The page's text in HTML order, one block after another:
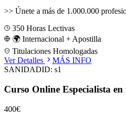
>> Únete a más de 1.000.000
350 Horas Lectivas
🌍 Internacional + Apostilla
Titulaciones Homologadas
Ver Detalles
MÁS INFO
SANIDADID: s1
Curso Online Especialista
400€